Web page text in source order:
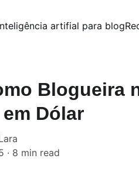
artifial para blog
Blogueira
Dólar
8 min read